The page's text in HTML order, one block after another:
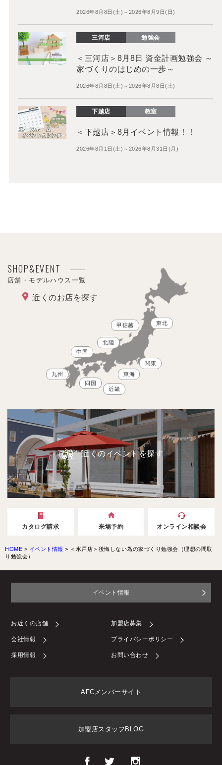
2026年8月8日(土)～2026年8月9日(日)
三河店 勉強会
＜三河店＞8月8日 資金計画勉強会 ～
家づくりのはじめの一歩～
2026年8月8日(土)～2026年8月8日(土)
下越店 教室
＜下越店＞8月イベント情報！！
2026年8月1日(土)～2026年8月31日(月)
SHOP&EVENT
店舗・モデルハウス一覧
近くのお店を探す
東北
甲信越
北陸
関東
東海
近畿
中国
四国
九州
近くのイベントを探す
カタログ請求 来場予約 オンライン相談会
HOME > イベント情報 > ＜水戸店＞後悔しない為の家づくり勉強会（理想の間取
り勉強会）
イベント情報
お近くの店舗 加盟店募集
会社情報 プライバシーポリシー
採用情報 お問い合わせ
AFCメンバーサイト
加盟店スタッフBLOG